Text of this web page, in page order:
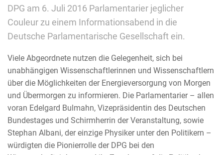
DPG am 6. Juli 2016 Parlamentarier jeglicher
Couleur zu einem Informationsabend in die
Deutsche Parlamentarische Gesellschaft ein.
Viele Abgeordnete nutzen die Gelegenheit, sich bei
unabhängigen Wissenschaftlerinnen und Wissenschaftlern
über die Möglichkeiten der Energieversorgung von Morgen
und Übermorgen zu informieren. Die Parlamentarier – allen
voran Edelgard Bulmahn, Vizepräsidentin des Deutschen
Bundestages und Schirmherrin der Veranstaltung, sowie
Stephan Albani, der einzige Physiker unter den Politikern –
würdigten die Pionierrolle der DPG bei den